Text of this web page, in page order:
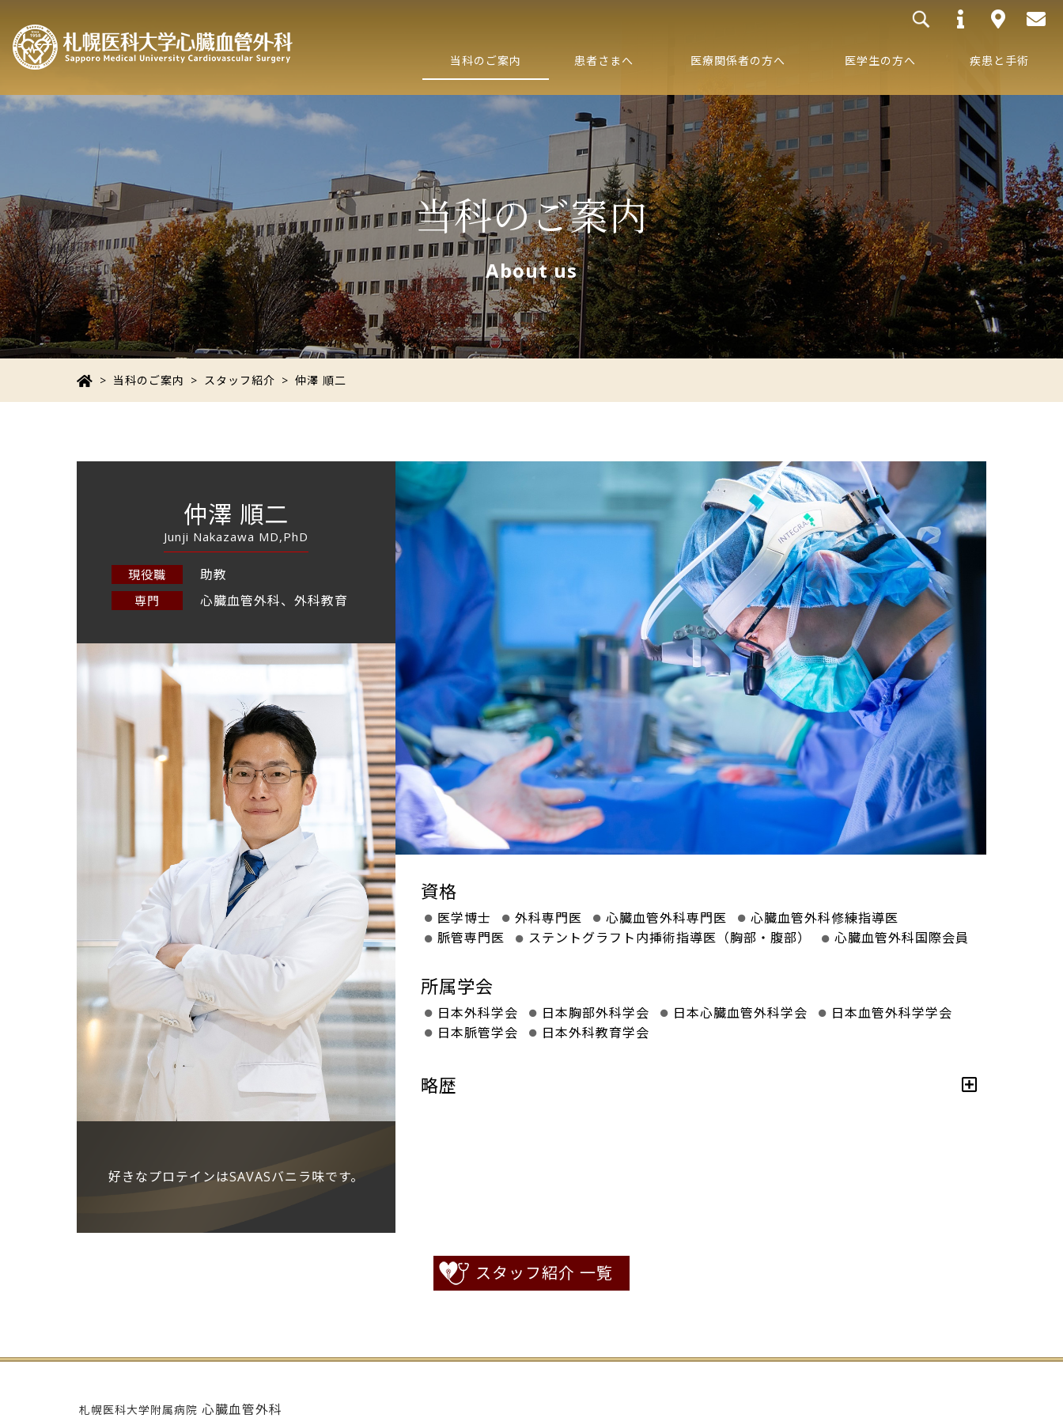
当科のご案内 患者さまへ 医療関係者の方へ 医学生の方へ 疾患と手術
当科のご案内
About us
> 当科のご案内 > スタッフ紹介 > 仲澤 順二
仲澤 順二
Junji Nakazawa MD,PhD
現役職 助教
専門 心臓血管外科、外科教育
好きなプロテインはSAVASバニラ味です。
資格
医学博士 外科専門医 心臓血管外科専門医
心臓血管外科修練指導医
脈管専門医
ステントグラフト内挿術指導医（胸部・腹部） 心臓血管外科国際会員
所属学会
日本外科学会 日本胸部外科学会 日本心臓血管外科学会
日本血管外科学学会
日本脈管学会
日本外科教育学会
略歴
スタッフ紹介 一覧
札幌医科大学附属病院 心臓血管外科